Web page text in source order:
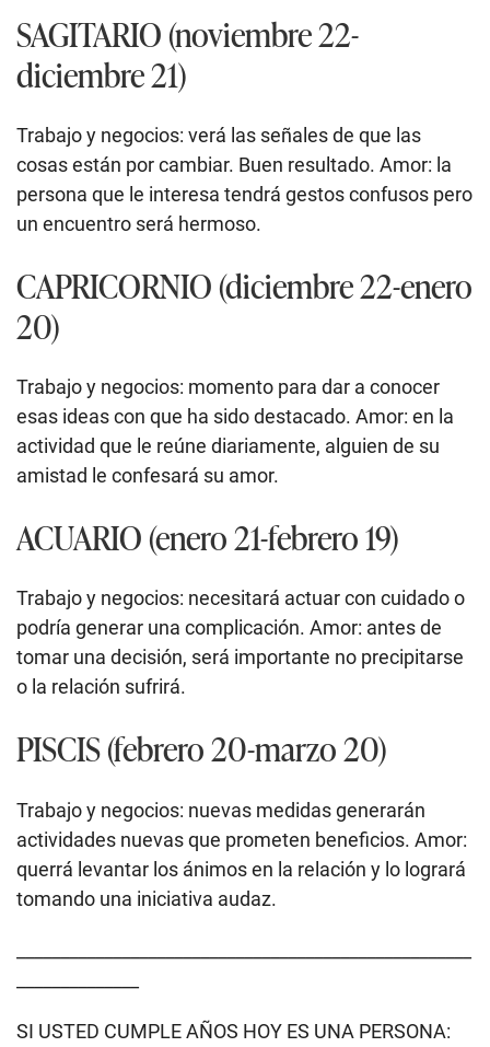
SAGITARIO (noviembre 22-
diciembre 21)
Trabajo y negocios: verá las señales de que las
cosas están por cambiar. Buen resultado. Amor: la
persona que le interesa tendrá gestos confusos pero
un encuentro será hermoso.
CAPRICORNIO (diciembre 22-enero
20)
Trabajo y negocios: momento para dar a conocer
esas ideas con que ha sido destacado. Amor: en la
actividad que le reúne diariamente, alguien de su
amistad le confesará su amor.
ACUARIO (enero 21-febrero 19)
Trabajo y negocios: necesitará actuar con cuidado o
podría generar una complicación. Amor: antes de
tomar una decisión, será importante no precipitarse
o la relación sufrirá.
PISCIS (febrero 20-marzo 20)
Trabajo y negocios: nuevas medidas generarán
actividades nuevas que prometen beneficios. Amor:
querrá levantar los ánimos en la relación y lo logrará
tomando una iniciativa audaz.
SI USTED CUMPLE AÑOS HOY ES UNA PERSONA: